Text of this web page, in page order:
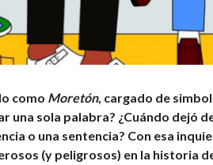
como Moretón, cargado de
sola palabra? ¿Cuándo dejó
o una sentencia? Con esa
(y peligrosos) en la historia